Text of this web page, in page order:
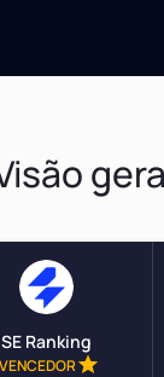
SE Ranking
VENCEDOR